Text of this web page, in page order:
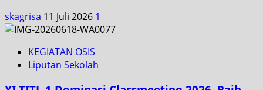
skagrisa 11 Juli 2026 1
KEGIATAN OSIS
Liputan Sekolah